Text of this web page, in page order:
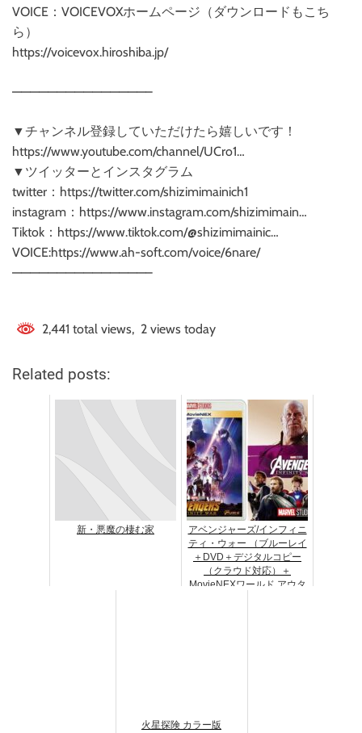
VOICE：VOICEVOXホームページ（ダウンロードもこち
ら）
https://voicevox.hiroshiba.jp/
———————————————–
▼チャンネル登録していただけたら嬉しいです！
https://www.youtube.com/channel/UCro1…
▼ツイッターとインスタグラム
twitter：https://twitter.com/shizimimainich1
instagram：https://www.instagram.com/shizimimain…
Tiktok：https://www.tiktok.com/@shizimimainic…
VOICE:https://www.ah-soft.com/voice/6nare/
———————————————–
2,441 total views, 2 views today
Related posts:
新・悪魔の棲む家
アベンジャーズ/インフィニ
ティ・ウォー （ブルーレイ
＋DVD＋デジタルコピー
（クラウド対応）＋
MovieNEXワールド アウタ
火星探険 カラー版